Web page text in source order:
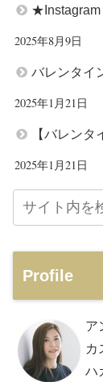
2025年8月9日
バレンタイ
2025年1月21日
【バレンタ
2025年1月21日
Profile
ア
カ
ハ